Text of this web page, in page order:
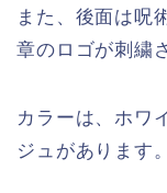
また、後面は呪
章のロゴが刺繍
カラーは、ホワ
ジュがあります。